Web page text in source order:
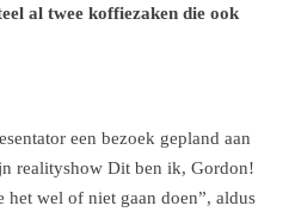
al twee koffiezaken die ook
een bezoek gepland aan
realityshow Dit ben ik, Gordon!
het wel of niet gaan doen”, aldus